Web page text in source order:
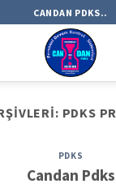
CANDAN PDKS..
PDKS
PDKS
Candan Pdks